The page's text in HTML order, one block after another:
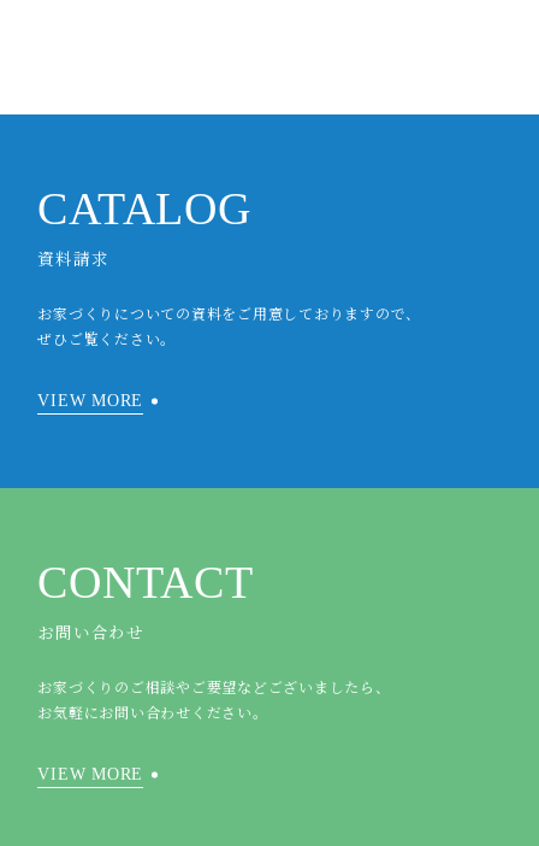
CATALOG
資料請求
お家づくりについての資料をご用意しておりますので、
ぜひご覧ください。
VIEW MORE
CONTACT
お問い合わせ
お家づくりのご相談やご要望などございましたら、
お気軽にお問い合わせください。
VIEW MORE